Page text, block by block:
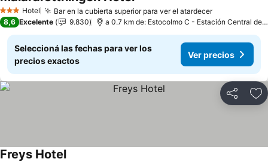
3 Estrellas
Hotel Bar en la cubierta superior para ver el atardecer
8,6 Excelente 9.830 a 0.7 km de: Estocolmo C - Estación Central de Estocolmo
Seleccioná las fechas para ver los
precios exactos
Ver precios
Compartir
Freys Hotel